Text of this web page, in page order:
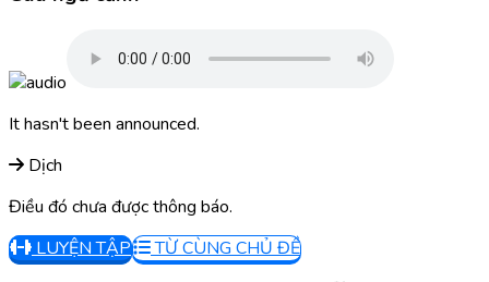
It hasn't been announced.
Dịch
Điều đó chưa được thông báo.
LUYỆN TẬP
TỪ CÙNG CHỦ ĐỀ